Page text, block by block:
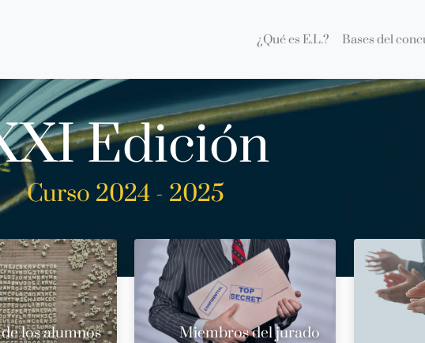
¿Qué es E.L.? Bases del
Edición
Curso 2024 - 2025
los alumnos Miembros del jurado